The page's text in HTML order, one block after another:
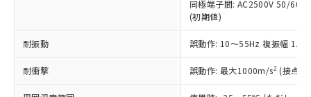
同極端子間: AC2500V 50/
(初期値)
耐振動 誤動作: 10～55Hz 複振幅
耐衝撃 誤動作: 最大1000m/s2 (接点
在庫状況および標準価格照会結果は、
記載している更新日時点での社内デー
タに基づき作成されるものであり、閲
覧された時点での実際の在庫および標
準価格とは異なる場合があることをご
鉛(Pb) 1000ppm以下、 水銀(Hg) 1000ppm以下、 カド
類(PBB) 1000ppm以下、ポリ臭化ジフェニルエーテル類
(PBDE) 1000ppm以下、フタル酸ビス(2-エチルヘキシ
ル) (DEHP)(別名：DOP) 1000ppm以下、フタル酸ブチ
*中国RoHS10物質の基準値 (GB/T26572)：
Cr(Ⅵ)(六価クロム) : 1000ppm、 PBBs(ポリ臭化ビフェ
ニル類) : 1000ppm、 PBDEs(ポリ臭化ジフェニルエーテ
為替および外国貿易法に定める商品
（以下｢規制貨物等」という）を輸出
または国外への提供する場合は、日本
国政府の輸出許可(または役務取引許
当社は規制貨物を破棄する場合は、完
一定数以上の在庫あり